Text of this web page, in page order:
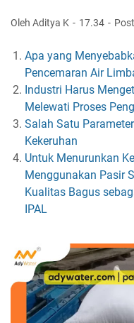
Oleh Aditya K 17.34
Apa yang
Pencemaran Air
Industri Harus
Melewati Proses
Salah Satu
Kekeruhan
Untuk Menurunkan
Menggunakan Pasir
Kualitas Bagus
IPAL